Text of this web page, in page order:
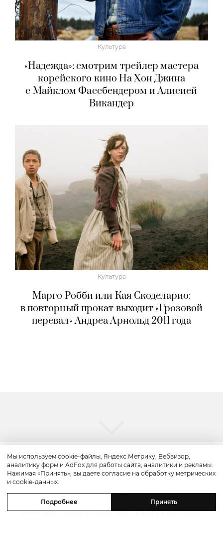
Культура
«Надежда»: смотрим трейлер мастера
корейского кино На Хон Джина
с Майклом Фассбендером и Алисией
Викандер
Культура
Марго Робби или Кая Скоделарио:
в повторный прокат выходит «Грозовой
перевал» Андреа Арнольд 2011 года
Путешествие
Каникулы в Maxx Royal Bodrum:
новый стейк-хаус от Дани Гарсии,
Мы используем cookie-файлы, Яндекс.Метрику, Вебвизор,
аналитику форм и AdFox для работы сайта, аналитики и рекламы.
Нажимая «Принять», вы даете согласие на обработку метрических
и cookie-данных.
Подробнее Принять